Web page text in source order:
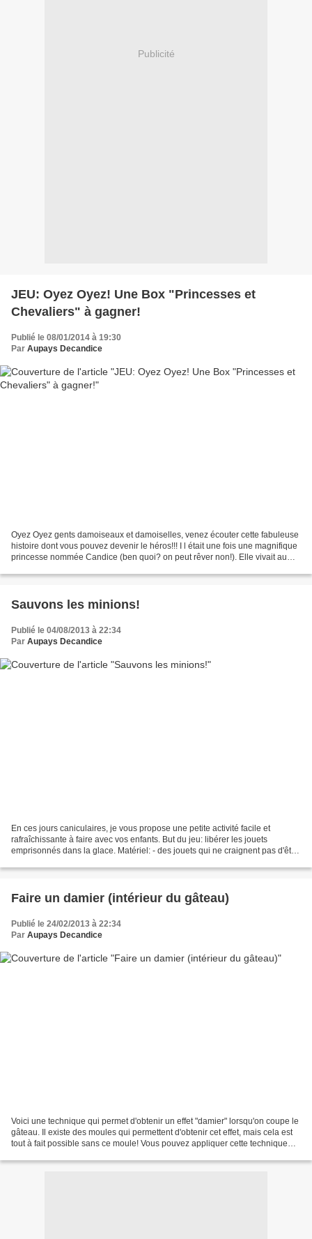
Publicité
JEU: Oyez Oyez! Une Box "Princesses et
Chevaliers" à gagner!
Publié le 08/01/2014 à 19:30
Par Aupays Decandice
Oyez Oyez gents damoiseaux et damoiselles, venez écouter cette fabuleuse
histoire dont vous pouvez devenir le héros!!! I l était une fois une magnifique
princesse nommée Candice (ben quoi? on peut rêver non!). Elle vivait au
Sauvons les minions!
Publié le 04/08/2013 à 22:34
Par Aupays Decandice
En ces jours caniculaires, je vous propose une petite activité facile et
rafraîchissante à faire avec vos enfants. But du jeu: libérer les jouets
emprisonnés dans la glace. Matériel: - des jouets qui ne craignent pas d'être
Faire un damier (intérieur du gâteau)
Publié le 24/02/2013 à 22:34
Par Aupays Decandice
Voici une technique qui permet d'obtenir un effet "damier" lorsqu'on coupe le
gâteau. Il existe des moules qui permettent d'obtenir cet effet, mais cela est
tout à fait possible sans ce moule! Vous pouvez appliquer cette technique